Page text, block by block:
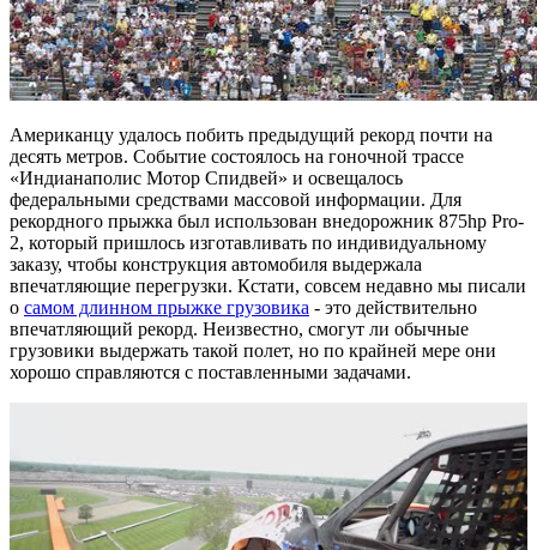
Американцу удалось побить предыдущий рекорд почти на
десять метров. Событие состоялось на гоночной трассе
«Индианаполис Мотор Спидвей» и освещалось
федеральными средствами массовой информации. Для
рекордного прыжка был использован внедорожник 875hp Pro-
2, который пришлось изготавливать по индивидуальному
заказу, чтобы конструкция автомобиля выдержала
впечатляющие перегрузки. Кстати, совсем недавно мы писали
о самом длинном прыжке грузовика - это действительно
впечатляющий рекорд. Неизвестно, смогут ли обычные
грузовики выдержать такой полет, но по крайней мере они
хорошо справляются с поставленными задачами.